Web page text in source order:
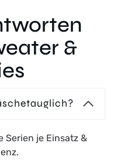
&
Serien je Einsatz &